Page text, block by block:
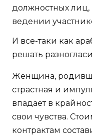
должностных лиц,
ведении
И все-таки как
решать
Женщина,
страстная и
впадает в
свои чувства.
контрактам